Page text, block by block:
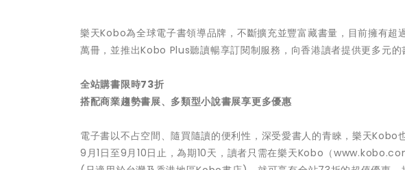
樂天Kobo為全球電子書領導品牌，不斷擴充並豐富藏書量，目前擁有
萬冊，並推出Kobo Plus聽讀暢享訂閱制服務，向香港讀者提供更多元的
全站購書限時73折
搭配商業趨勢書展、多類型小說書展享更多優惠
電子書以不占空間、隨買隨讀的便利性，深受愛書人的青睞，樂天
9月1日至9月10日止，為期10天，讀者只需在樂天Kobo（